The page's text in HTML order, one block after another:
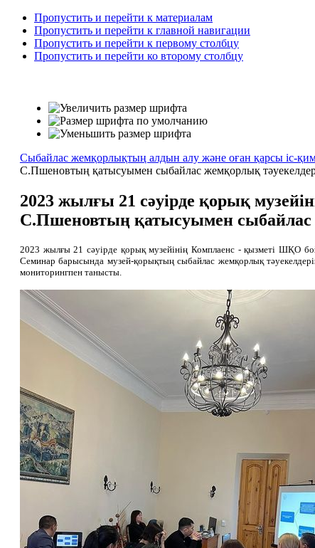
Пропустить и перейти к материалам
Пропустить и перейти к главной навигации
Пропустить и перейти к первому столбцу
Пропустить и перейти ко второму столбцу
Сыбайлас жемқорлықтың алдын алу және оған қарсы іс-
С.Пшеновтың қатысуымен сыбайлас жемқорлық
2023 жылғы 21 сәуірде қорық
С.Пшеновтың қатысуымен сыбайлас
2023 жылғы 21 сәуірде қорық музейінің Комплаенс - қызметі ШҚО
Семинар барысында музей-қорықтың сыбайлас жемқорлық
мониторингпен танысты.